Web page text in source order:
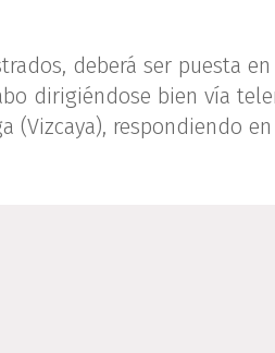
deberá ser puesta en
dirigiéndose bien vía
(Vizcaya), respondiendo